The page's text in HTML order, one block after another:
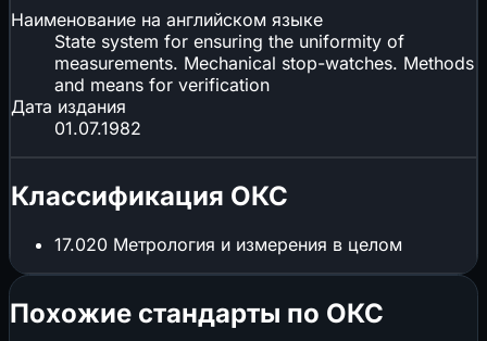
Наименование на английском языке
State system for ensuring the uniformity of
measurements. Mechanical stop-watches. Methods
and means for verification
Дата издания
01.07.1982
Классификация ОКС
17.020 Метрология и измерения в целом
Похожие стандарты по ОКС